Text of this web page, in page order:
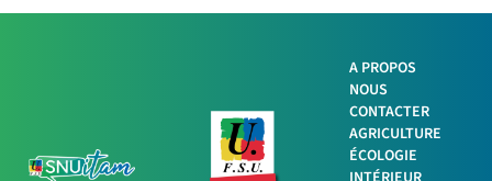
A PROPOS
NOUS
CONTACTER
AGRICULTURE
ÉCOLOGIE
Facebook
Twitter